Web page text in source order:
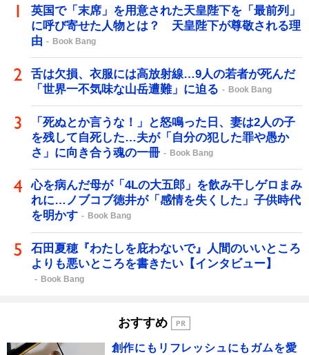
英国で「末席」を用意された天皇陛下を「最前列」
に呼び寄せた人物とは？ 天皇陛下が尊敬される理
由
Book Bang
舌は欠損、衣服には高放射線…9人の若者が死んだ
「世界一不気味な山岳遭難」に迫る
Book Bang
「死ぬとか言うな！」と怒鳴った日、妻は2人の子
を残して自死した…夫が「自分の犯した罪や愚か
さ」に向き合う魂の一冊
Book Bang
心を病んだ母が「4Lの大五郎」を飲み干しゲロまみ
れに…ノブコブ徳井が「感情を失くした」子供時代
を明かす
Book Bang
石田夏穂『わたしを庇わないで』人間のいいところ
よりも悪いところを書きたい【インタビュー】
Book Bang
おすすめ
創作にもリフレッシュにもガムを愛